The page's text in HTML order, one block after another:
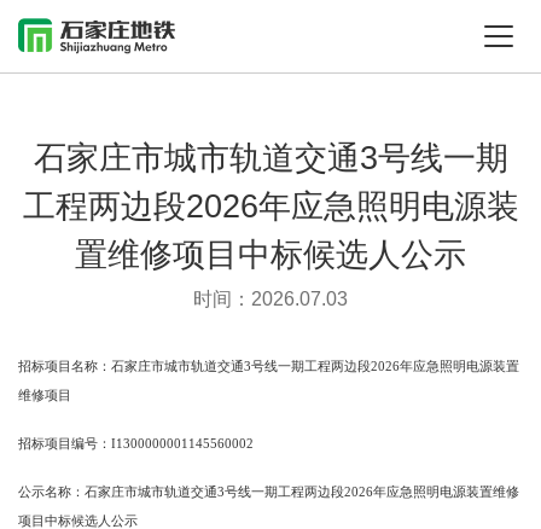
石家庄市城市轨道交通3号线一期
工程两边段2026年应急照明电源装
置维修项目中标候选人公示
时间：2026.07.03
招标项目名称：石家庄市城市轨道交通3号线一期工程两边段2026年应急照明电源装置
维修项目
招标项目编号： I1300000001145560002
公示名称：石家庄市城市轨道交通3号线一期工程两边段2026年应急照明电源装置维修
项目中标候选人公示